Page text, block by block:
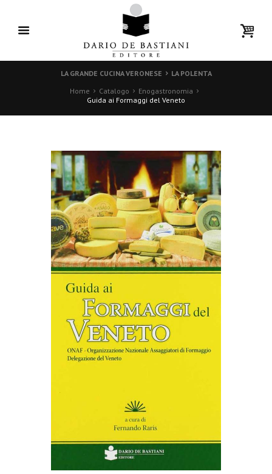
LA GRANDE CUCINA VERONESE
LA POLENTA
Home
Catalogo
Enogastronomia
Guida ai Formaggi del Veneto